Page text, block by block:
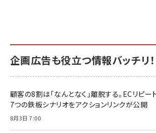
企画広告も役立つ情報バッチリ！
顧客の8割は「なんとなく」離脱する。ECリピ
7つの鉄板シナリオをアクションリンクが公開
8月3日 7:00